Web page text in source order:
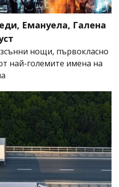
Емануела, Галена
нощи, първокласно
най-големите имена на